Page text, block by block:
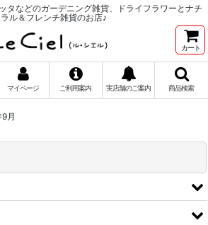
タなどのガーデニング雑貨、ドライフラワーとナチ
ル＆フレンチ雑貨のお店♪
カート
マイページ ご利用案内 実店舗のご案内 商品検索
月